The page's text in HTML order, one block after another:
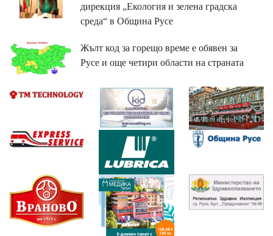
дирекция „Екология и зелена градска
среда“ в Община Русе
Жълт код за горещо време е обявен за
Русе и още четири области на страната